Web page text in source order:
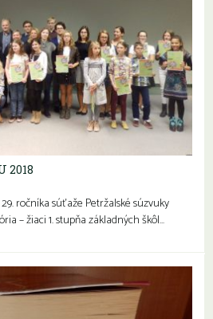
2018
ročníka súťaže Petržalské súzvuky
– žiaci 1. stupňa základných škôl…